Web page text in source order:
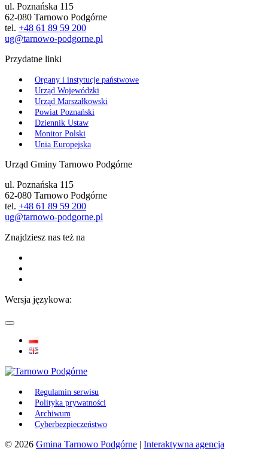
ul. Poznańska 115
62-080 Tarnowo Podgórne
tel. +48 61 89 59 200
ug@tarnowo-podgorne.pl
Przydatne linki
Organy i instytucje państwowe
Urząd Wojewódzki
Urząd Marszałkowski
Powiat Poznański
Dziennik Ustaw
Monitor Polski
Unia Europejska
Urząd Gminy Tarnowo Podgórne
ul. Poznańska 115
62-080 Tarnowo Podgórne
tel. +48 61 89 59 200
ug@tarnowo-podgorne.pl
Znajdziesz nas też na
Wersja językowa:
Regulamin serwisu
Polityka prywatności
Archiwum
Cyberbezpieczeństwo
© 2026 Gmina Tarnowo Podgórne | Interaktywna agencja